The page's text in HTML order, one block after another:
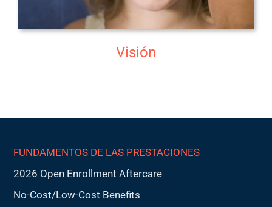
Visión
FUNDAMENTOS DE LAS PRESTACIONES
2026 Open Enrollment Aftercare
No-Cost/Low-Cost Benefits